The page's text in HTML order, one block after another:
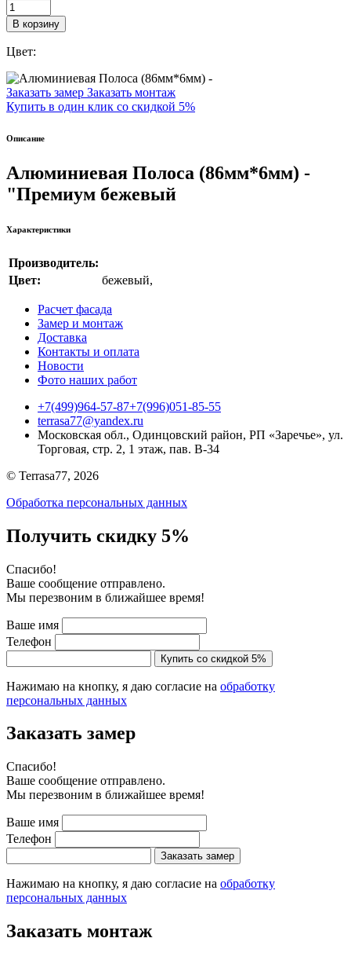
В корзину
Цвет:
Заказать замер Заказать монтаж
Купить в один клик со скидкой 5%
Описание
Алюминиевая Полоса (86мм*6мм) -
"Премиум бежевый
Характеристики
Производитель:
Цвет:
бежевый,
Расчет фасада
Замер и монтаж
Доставка
Контакты и оплата
Новости
Фото наших работ
+7(499)964-57-87+7(996)051-85-55
terrasa77@yandex.ru
Московская обл., Одинцовский район, РП «Заречье», ул.
Торговая, стр. 2, 1 этаж, пав. B-34
© Terrasa77, 2026
Обработка персональных данных
Получить скидку 5%
Cпасибо!
Ваше сообщение отправлено.
Мы перезвоним в ближайшее время!
Ваше имя
Телефон
Купить со скидкой 5%
Нажимаю на кнопку, я даю согласие на обработку
персональных данных
Заказать замер
Cпасибо!
Ваше сообщение отправлено.
Мы перезвоним в ближайшее время!
Ваше имя
Телефон
Заказать замер
Нажимаю на кнопку, я даю согласие на обработку
персональных данных
Заказать монтаж